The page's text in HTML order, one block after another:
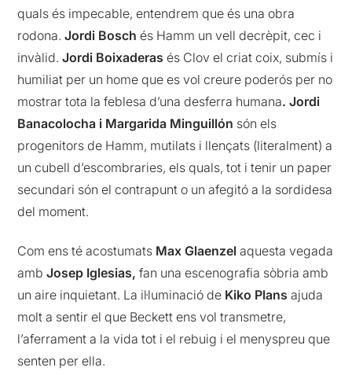
quals és impecable, entendrem que és una obra
rodona.Jordi Bosch és Hamm un vell decrèpit, cec i
invàlid.Jordi Boixaderas és Clov el criat coix, submís i
humiliat per un home que es vol creure poderós per no
mostrar tota la feblesa d’una desferra humana. Jordi
Banacolocha i Margarida Minguillón són els
progenitors de Hamm, mutilats i llençats (literalment) a
un cubell d’escombraries, els quals, tot i tenir un paper
secundari són el contrapunt o un afegitó a la sordidesa
del moment.
Com ens té acostumats Max Glaenzel aquesta vegada
ambJosep Iglesias, fan una escenografia sòbria amb
un aire inquietant. La il·luminació de Kiko Plans ajuda
molt a sentir el que Beckett ens vol transmetre,
l’aferrament a la vida tot i el rebuig i el menyspreu que
senten per ella.